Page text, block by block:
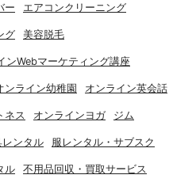
ー エアコンクリーニング
グ 美容脱毛
ンWebマーケティング講座
ンライン幼稚園 オンライン英会話
ネス オンラインヨガ ジム
レンタル 服レンタル・サブスク
ル 不用品回収・買取サービス